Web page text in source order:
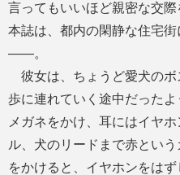
言ってもいいほど親密な交
本誌は、都内の閑静な住宅
――。
彼女は、ちょうど愛犬のボ
歩に連れていく途中だった
メガネをかけ、耳にはイヤ
ル、犬のリードまで赤とい
をかけると、イヤホンをは